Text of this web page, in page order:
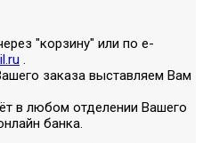
"корзину" или по е-
.
заказа выставляем Вам
в любом отделении Вашего
банка.